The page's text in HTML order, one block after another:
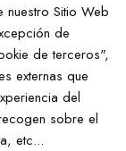
nuestro Sitio Web
de
de terceros",
externas que
del
sobre el
etc...